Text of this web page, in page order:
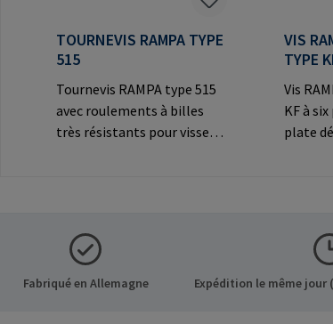
TOURNEVIS RAMPA TYPE
515
Tournevis RAMPA type 515
avec roulements à billes
très résistants pour visser
RAMPA.Informations sur le
fabricant: RAMPA GmbH &
Co. KG Auf der Heide 8 21514
VIS
TYPE
Vis
KF à
plate
Fabriqué en Allemagne Expédition le même